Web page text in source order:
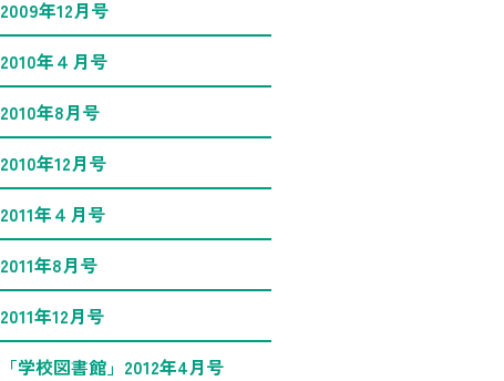
2009年12月号
2010年４月号
2010年8月号
2010年12月号
2011年４月号
2011年8月号
2011年12月号
「学校図書館」2012年4月号